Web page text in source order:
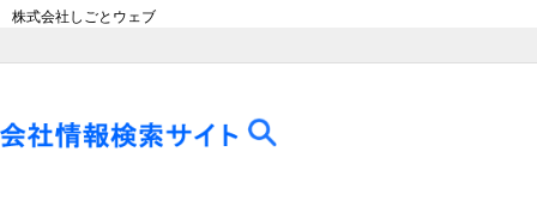
株式会社しごとウェブ